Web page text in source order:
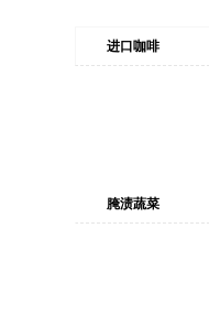
进口咖啡
腌渍蔬菜